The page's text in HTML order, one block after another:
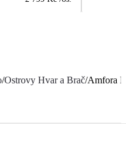
/Ostrovy Hvar a Brač/Amfora